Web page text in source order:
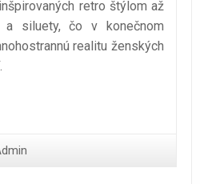
retro štýlom až
siluety, čo v konečnom
realitu ženských